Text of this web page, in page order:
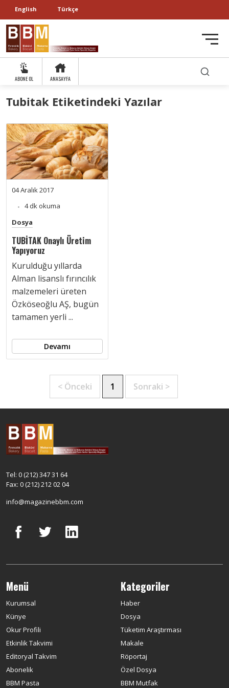
English Türkçe
ABONE OL ANASAYFA
Tubitak Etiketindeki Yazılar
04 Aralık 2017
4 dk okuma
Dosya
TUBİTAK Onaylı Üretim
Yapıyoruz
Kurulduğu yıllarda
Alman lisanslı fırıncılık
malzemeleri üreten
Özköseoğlu AŞ, bugün
tamamen yerli ...
Devamı
< Önceki 1 Sonraki >
Tel: 0 (212) 347 31 64
Fax: 0 (212) 212 02 04
info@magazinebbm.com
Menü
Kurumsal
Künye
Okur Profili
Etkinlik Takvimi
Editoryal Takvim
Abonelik
BBM Pasta
Kategoriler
Haber
Dosya
Tüketim Araştırması
Makale
Röportaj
Özel Dosya
BBM Mutfak